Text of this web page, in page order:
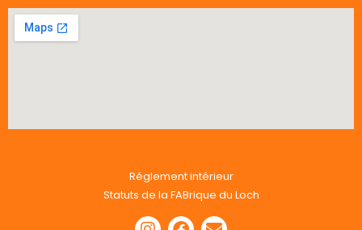
Réglement intérieur
Statuts de la FABrique du Loch